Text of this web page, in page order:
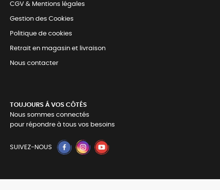
CGV & Mentions légales
Gestion des Cookies
Politique de cookies
Retrait en magasin et livraison
Nous contacter
TOUJOURS Á VOS CÔTÉS
Nous sommes connectés
pour répondre à tous vos besoins
SUIVEZ-NOUS